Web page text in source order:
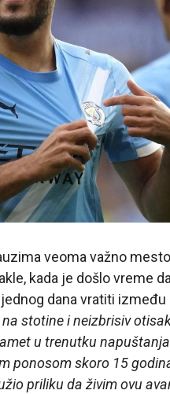
veoma važno
kada je došlo vreme
dana vratiti između
stotine i neizbrisiv
u trenutku
ponosom skoro 15
priliku da živim ovu